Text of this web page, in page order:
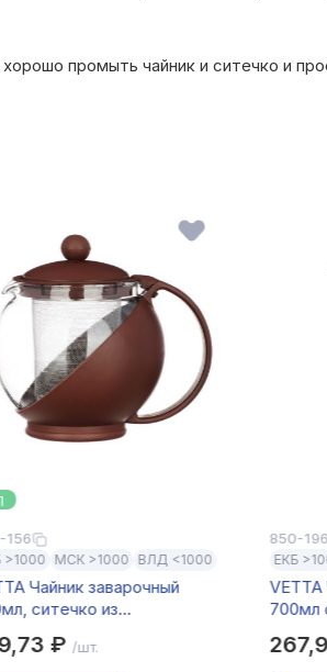
промыть чайник и ситечко и
156
>1000 МСК >1000 ВЛД <1000
Чайник заварочный
ситечко из
₽ /шт.
850-196
ЕКБ
VETTA
700мл